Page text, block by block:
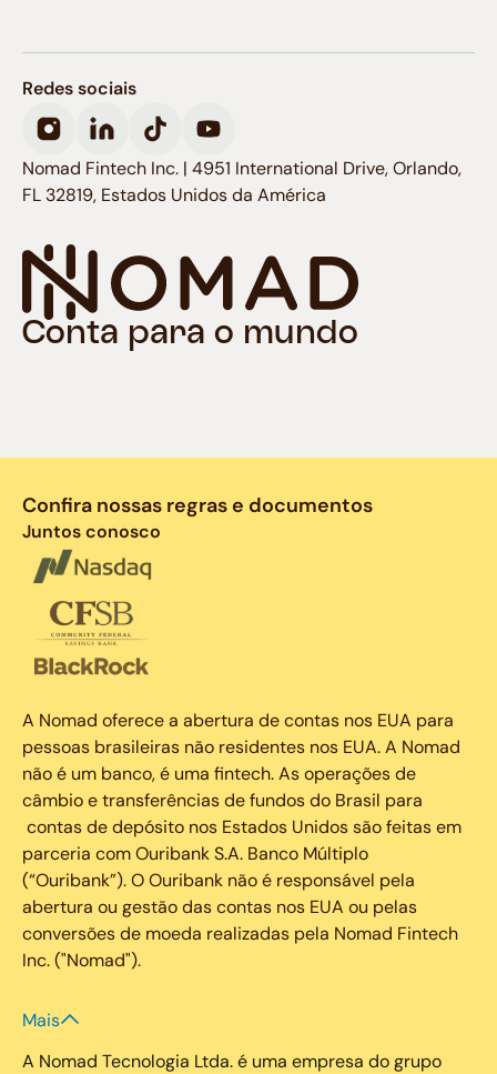
Conta para o mundo
Redes sociais
Nomad Fintech Inc. | 4951 International Drive, Orlando,
FL 32819, Estados Unidos da América
Confira nossas regras e documentos
Juntos conosco
A Nomad oferece a abertura de contas nos EUA para
pessoas brasileiras não residentes nos EUA. A Nomad
não é um banco, é uma fintech. As operações de
câmbio e transferências de fundos do Brasil para
contas de depósito nos Estados Unidos são feitas em
parceria com Ouribank S.A. Banco Múltiplo
(“Ouribank”). O Ouribank não é responsável pela
abertura ou gestão das contas nos EUA ou pelas
conversões de moeda realizadas pela Nomad Fintech
Inc. ("Nomad").
Mais
A Nomad Tecnologia Ltda. é uma empresa do grupo